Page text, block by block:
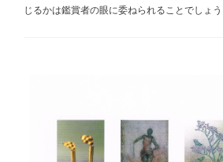
じるかは鑑賞者の眼に委ねられることでしょう